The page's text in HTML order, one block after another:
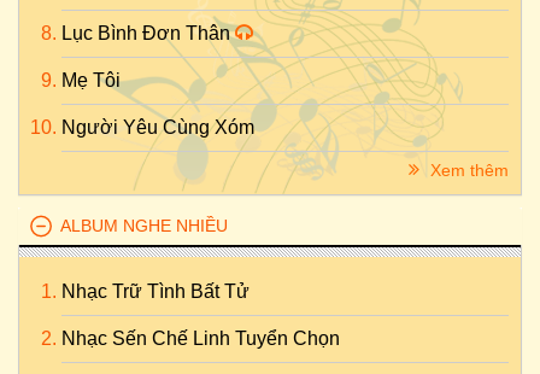
Lục Bình Đơn Thân
Mẹ Tôi
Người Yêu Cùng Xóm
Xem thêm
ALBUM NGHE NHIỀU
Nhạc Trữ Tình Bất Tử
Nhạc Sến Chế Linh Tuyển Chọn